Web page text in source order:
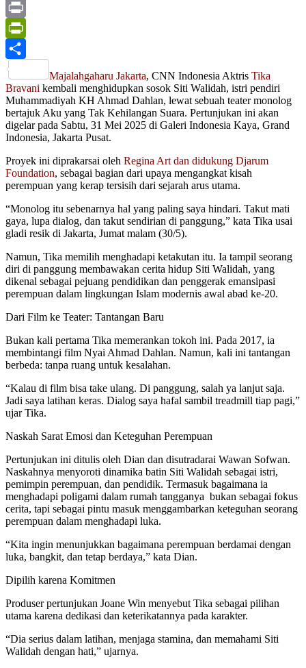
Mail
Email
Print
PrintFriendly
Majalahgaharu Jakarta, CNN Indonesia Aktris Tika
Bravani kembali menghidupkan sosok Siti Walidah, istri pendiri
Muhammadiyah KH Ahmad Dahlan, lewat sebuah teater monolog
bertajuk Aku yang Tak Kehilangan Suara. Pertunjukan ini akan
digelar pada Sabtu, 31 Mei 2025 di Galeri Indonesia Kaya, Grand
Indonesia, Jakarta Pusat.
Proyek ini diprakarsai oleh Regina Art dan didukung Djarum
Foundation, sebagai bagian dari upaya mengangkat kisah
perempuan yang kerap tersisih dari sejarah arus utama.
“Monolog itu sebenarnya hal yang paling saya hindari. Takut mati
gaya, lupa dialog, dan takut sendirian di panggung,” kata Tika usai
gladi resik di Jakarta, Jumat malam (30/5).
Namun, Tika memilih menghadapi ketakutan itu. Ia tampil seorang
diri di panggung membawakan cerita hidup Siti Walidah, yang
dikenal sebagai pejuang pendidikan dan penggerak emansipasi
perempuan dalam lingkungan Islam modernis awal abad ke-20.
Dari Film ke Teater: Tantangan Baru
Bukan kali pertama Tika memerankan tokoh ini. Pada 2017, ia
membintangi film Nyai Ahmad Dahlan. Namun, kali ini tantangan
berbeda: tanpa ruang untuk kesalahan.
“Kalau di film bisa take ulang. Di panggung, salah ya lanjut saja.
Jadi saya latihan keras. Dialog saya hafal sambil treadmill tiap pagi,”
ujar Tika.
Naskah Sarat Emosi dan Keteguhan Perempuan
Pertunjukan ini ditulis oleh Dian dan disutradarai Wawan Sofwan.
Naskahnya menyoroti dinamika batin Siti Walidah sebagai istri,
pemimpin perempuan, dan pendidik. Termasuk bagaimana ia
menghadapi poligami dalam rumah tangganya bukan sebagai fokus
cerita, tapi sebagai pintu masuk menggambarkan keteguhan seorang
perempuan dalam menghadapi luka.
“Kita ingin menunjukkan bagaimana perempuan berdamai dengan
luka, bangkit, dan tetap berdaya,” kata Dian.
Dipilih karena Komitmen
Produser pertunjukan Joane Win menyebut Tika sebagai pilihan
utama karena dedikasi dan keterikatannya pada karakter.
“Dia serius dalam latihan, menjaga stamina, dan memahami Siti
Walidah dengan hati,” ujarnya.